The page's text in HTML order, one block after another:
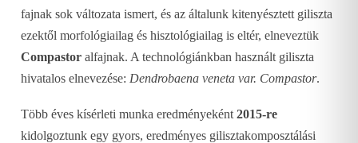
fajnak sok változata ismert, és az általunk kitenyésztett giliszta
ezektől morfológiailag és hisztológiailag is eltér, elneveztük
Compastor alfajnak. A technológiánkban használt giliszta
hivatalos elnevezése: Dendrobaena veneta var. Compastor.
Több éves kísérleti munka eredményeként 2015-re
kidolgoztunk egy gyors, eredményes gilisztakomposztálási